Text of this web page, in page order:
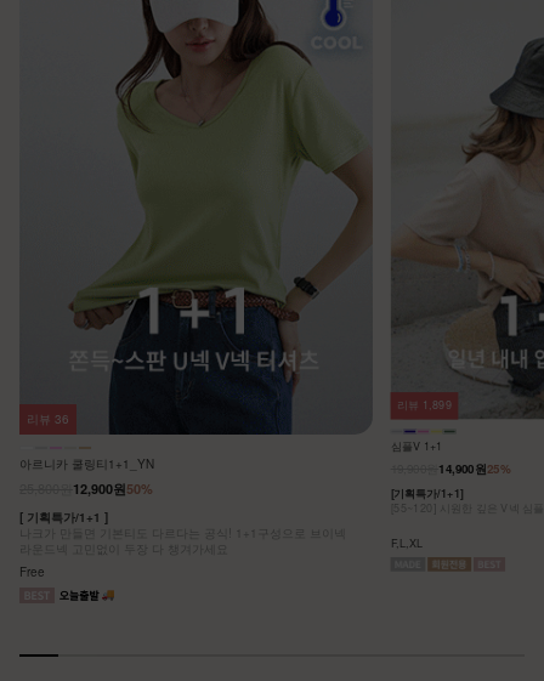
아르니카 쿨링티1+1_YN
50%
12,900원
[ 기획특가/1+1 ]
나크가 만들면 기본티도 다르다는 공식! 1+1구성으로 브이넥
라운드넥 고민없이 두장 다 챙겨가세요
Free
리뷰 36
심플V 1+1
25%
14,900원
[기획특가/1+1]
[55~120] 시원한 깊은 V넥 심
F,L,XL
리뷰 1,899